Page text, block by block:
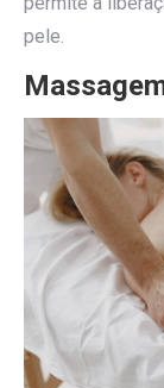
pele.